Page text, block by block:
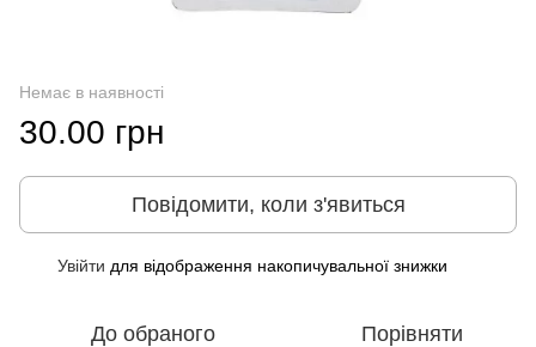
Немає в наявності
30.00 грн
Повідомити, коли з'явиться
Увійти для відображення накопичувальної знижки
До обраного Порівняти